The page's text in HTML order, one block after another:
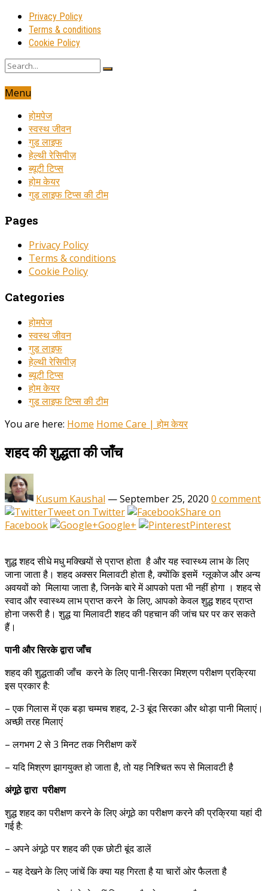
Privacy Policy
Terms & conditions
Cookie Policy
Menu
होमपेज
स्वस्थ जीवन
गुड लाइफ
हेल्थी रेसिपीज़
ब्यूटी टिप्स
होम केयर
गुड लाइफ टिप्स की टीम
Pages
Privacy Policy
Terms & conditions
Cookie Policy
Categories
होमपेज
स्वस्थ जीवन
गुड लाइफ
हेल्थी रेसिपीज़
ब्यूटी टिप्स
होम केयर
गुड लाइफ टिप्स की टीम
You are here: Home Home Care | होम केयर
शहद की शुद्धता की जाँच
Kusum Kaushal —September 25, 2020 0 comment
Tweet on Twitter
Share on
Facebook
Google+ Pinterest
शुद्ध शहद सीधे मधु मक्खियों से प्राप्त होता है और यह स्वास्थ्य लाभ के लिए
जाना जाता है। शहद अक्सर मिलावटी होता है, क्योंकि इसमें ग्लूकोज और अन्य
अवयवों को मिलाया जाता है, जिनके बारे में आपको पता भी नहीं होगा । शहद से
स्वाद और स्वास्थ्य लाभ प्राप्त करने के लिए, आपको केवल शुद्ध शहद प्राप्त
होना जरूरी है। शुद्ध या मिलावटी शहद की पहचान की जांच घर पर कर सकते
हैं।
पानी और सिरके द्वारा जाँच
शहद की शुद्धताकी जाँच करने के लिए पानी-सिरका मिश्रण परीक्षण प्रक्रिया
इस प्रकार है:
– एक गिलास में एक बड़ा चम्मच शहद, 2-3 बूंद सिरका और थोड़ा पानी मिलाएं।
अच्छी तरह मिलाएं
– लगभग 2 से 3 मिनट तक निरीक्षण करें
– यदि मिश्रण झागयुक्त हो जाता है, तो यह निश्चित रूप से मिलावटी है
अंगूठे द्वारा परीक्षण
शुद्ध शहद का परीक्षण करने के लिए अंगूठे का परीक्षण करने की प्रक्रिया यहां दी
गई है:
– अपने अंगूठे पर शहद की एक छोटी बूंद डालें
– यह देखने के लिए जांचें कि क्या यह गिरता है या चारों ओर फैलता है